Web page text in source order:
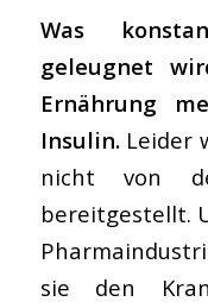
Was
geleugnet
Ernährung
Insulin.Leider
nicht von
bereitgestellt.
sie den